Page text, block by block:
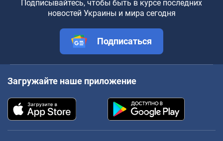
Подписывайтесь, чтобы быть в курсе последних
новостей Украины и мира сегодня
Подписаться
Загружайте наше приложение